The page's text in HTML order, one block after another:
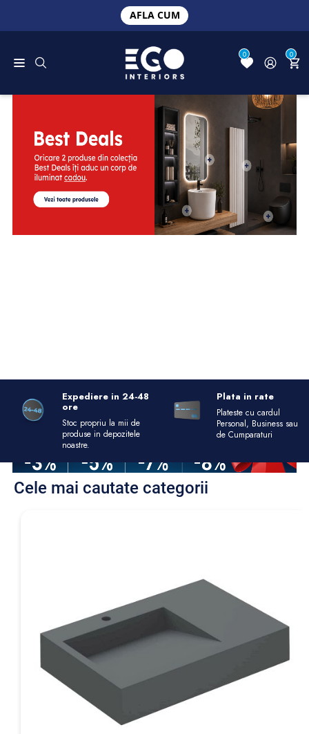
AFLA CUM
0 0
Expediere in 24-48
ore
Stoc propriu la mii de
produse in depozitele
noastre.
Plata in rate
Plateste cu cardul
Personal, Business sau
de Cumparaturi
Cele mai cautate categorii